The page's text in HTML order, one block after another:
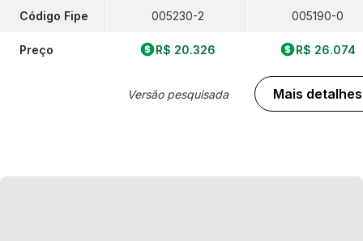
Código Fipe
Preço
005230-2
R$ 20.326
Versão pesquisada
005190-0
R$ 26.074
Mais detalhes